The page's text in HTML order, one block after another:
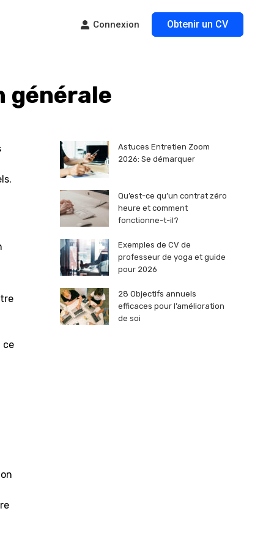
Connexion Obtenir un CV
générale
ce
Astuces Entretien Zoom
2026: Se démarquer
Qu’est-ce qu’un contrat zéro
heure et comment
fonctionne-t-il?
Exemples de CV de
professeur de yoga et guide
pour 2026
28 Objectifs annuels
efficaces pour l’amélioration
de soi